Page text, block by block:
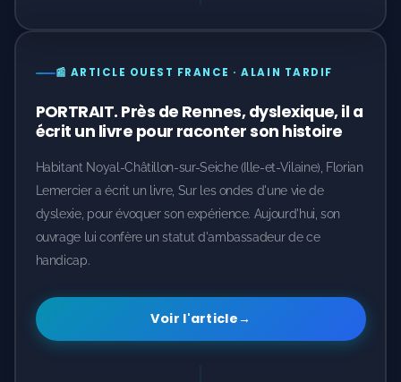
📰 ARTICLE OUEST FRANCE · ALAIN TARDIF
PORTRAIT. Près de Rennes, dyslexique, il a
écrit un livre pour raconter son histoire
Habitant Noyal-Châtillon-sur-Seiche (Ille-et-Vilaine), Florian
Lemercier a écrit un livre, Sur les ondes d'une vie de
dyslexie, pour évoquer son expérience. Aujourd'hui, son
ouvrage lui confère un statut d'ambassadeur de ce
handicap.
Voir l'article→